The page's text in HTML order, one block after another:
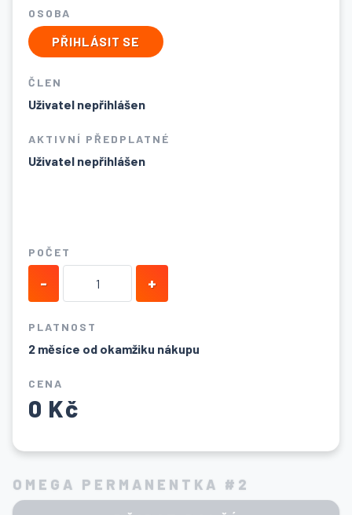
OSOBA
PŘIHLÁSIT SE
ČLEN
Uživatel nepřihlášen
AKTIVNÍ PŘEDPLATNÉ
Uživatel nepřihlášen
POČET
- +
PLATNOST
2 měsíce od okamžiku nákupu
CENA
0 Kč
OMEGA PERMANENTKA #2